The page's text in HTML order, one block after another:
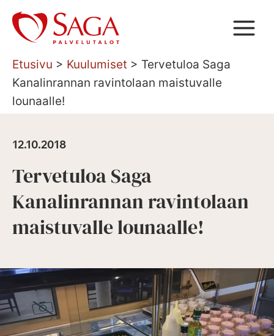
Siirry
sisältöön
Etusivu > Kuulumiset > Tervetuloa Saga
Kanalinrannan ravintolaan maistuvalle
lounaalle!
12.10.2018
Tervetuloa Saga
Kanalinrannan ravintolaan
maistuvalle lounaalle!